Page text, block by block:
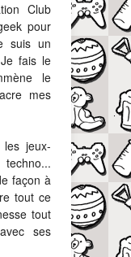
Club
pour
suis un
fais le
le
mes
jeux-
façon à
tout ce
tout
ses